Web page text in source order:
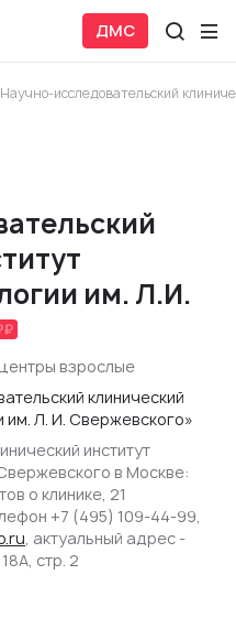
ДМС
Научно-исследовательский
им. Л.И.
взрослые
клинический
им. Л. И. Свержевского»
институт
в Москве:
о клинике, 21
+7 (495) 109-44-99,
, актуальный адрес -
стр. 2